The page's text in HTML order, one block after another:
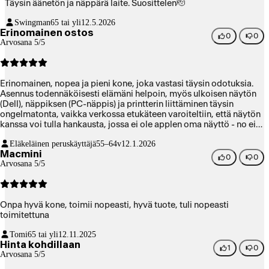
Täysin äänetön ja näppärä laite. Suosittelen🫡
Swingman65 tai yli12.5.2026
Erinomainen ostos
Arvosana 5/5
0 0
Erinomainen, nopea ja pieni kone, joka vastasi täysin odotuksia.
Asennus todennäköisesti elämäni helpoin, myös ulkoisen näytön
(Dell), näppiksen (PC-näppis) ja printterin liittäminen täysin
ongelmatonta, vaikka verkossa etukäteen varoiteltiin, että näytön
kanssa voi tulla hankausta, jossa ei ole applen oma näyttö - no ei
pikakomennot, tämä ehkä ainoa puute muuten todella loistavassa
koneessa. Lisätoimintoja ohjelmistoon (Tahoe 26.2) tullut runsaasti
sitten edellisen Mcbook Air -ostokseni (2018), kuten arvata saattoi.
Eläkeläinen peruskäyttäjä55–64v12.1.2026
Macmini
Arvosana 5/5
0 0
Onpa hyvä kone, toimii nopeasti, hyvä tuote, tuli nopeasti
toimitettuna
Tomi65 tai yli12.11.2025
Hinta kohdillaan
Arvosana 5/5
1 0